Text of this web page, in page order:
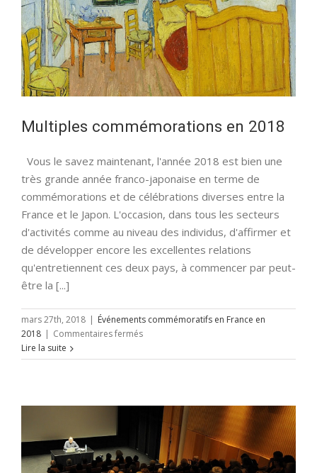
Multiples commémorations en 2018
Vous le savez maintenant, l'année 2018 est bien une
très grande année franco-japonaise en terme de
commémorations et de célébrations diverses entre la
France et le Japon. L'occasion, dans tous les secteurs
d'activités comme au niveau des individus, d'affirmer et
de développer encore les excellentes relations
qu'entretiennent ces deux pays, à commencer par peut-
être la [...]
mars 27th, 2018 | Événements commémoratifs en France en
2018 | Commentaires ferméssur
commémorations
Lire la suite